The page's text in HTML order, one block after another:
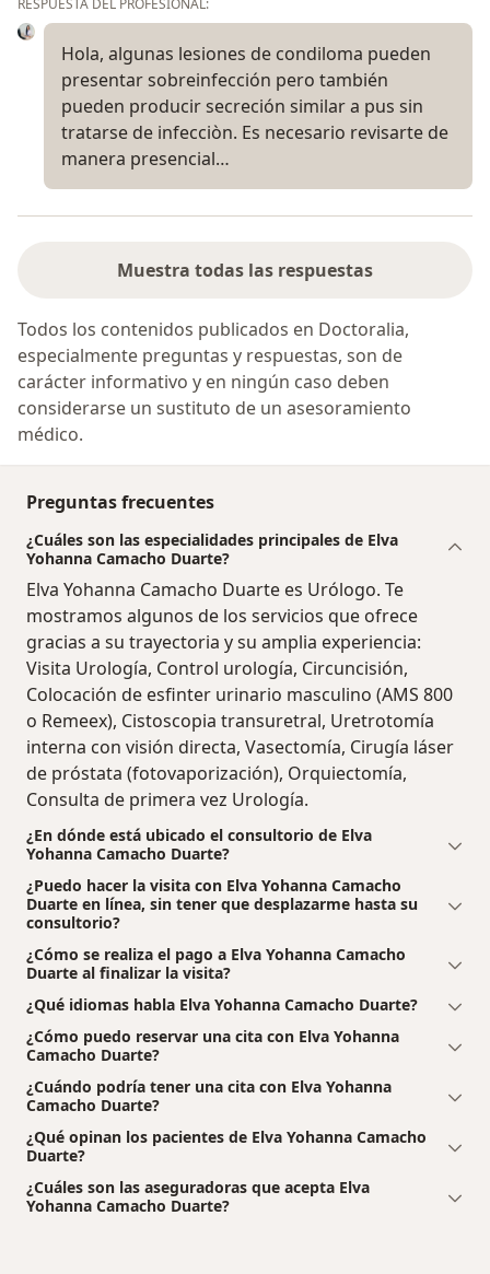
RESPUESTA DEL PROFESIONAL:
Hola, algunas lesiones de condiloma pueden
presentar sobreinfección pero también
pueden producir secreción similar a pus sin
tratarse de infecciòn. Es necesario revisarte de
manera presencial…
Muestra todas las respuestas
Todos los contenidos publicados en Doctoralia,
especialmente preguntas y respuestas, son de
carácter informativo y en ningún caso deben
considerarse un sustituto de un asesoramiento
médico.
Preguntas frecuentes
¿Cuáles son las especialidades principales de Elva
Yohanna Camacho Duarte?
Elva Yohanna Camacho Duarte es Urólogo. Te
mostramos algunos de los servicios que ofrece
gracias a su trayectoria y su amplia experiencia:
Visita Urología, Control urología, Circuncisión,
Colocación de esfinter urinario masculino (AMS 800
o Remeex), Cistoscopia transuretral, Uretrotomía
interna con visión directa, Vasectomía, Cirugía láser
de próstata (fotovaporización), Orquiectomía,
Consulta de primera vez Urología.
¿En dónde está ubicado el consultorio de Elva
Yohanna Camacho Duarte?
¿Puedo hacer la visita con Elva Yohanna Camacho
Duarte en línea, sin tener que desplazarme hasta su
consultorio?
¿Cómo se realiza el pago a Elva Yohanna Camacho
Duarte al finalizar la visita?
¿Qué idiomas habla Elva Yohanna Camacho Duarte?
¿Cómo puedo reservar una cita con Elva Yohanna
Camacho Duarte?
¿Cuándo podría tener una cita con Elva Yohanna
Camacho Duarte?
¿Qué opinan los pacientes de Elva Yohanna Camacho
Duarte?
¿Cuáles son las aseguradoras que acepta Elva
Yohanna Camacho Duarte?